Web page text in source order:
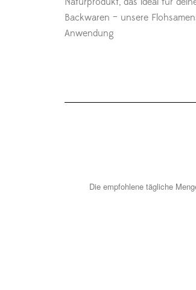
Backwaren – unsere
Anwendung
Die empfohlene tägliche